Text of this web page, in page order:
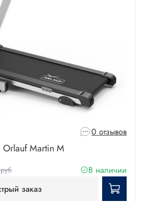
0 отзывов
Orlauf Martin M
В наличии
заказ